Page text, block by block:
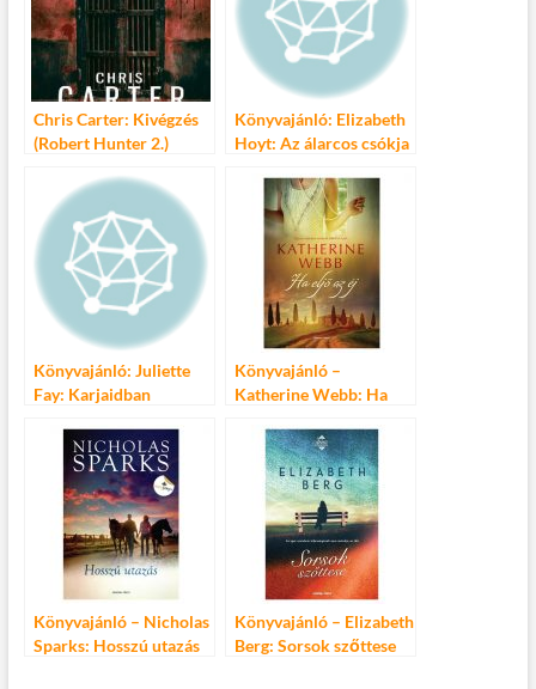
Chris Carter: Kivégzés
(Robert Hunter 2.)
Könyvajánló: Elizabeth
Hoyt: Az álarcos csókja
Könyvajánló: Juliette
Fay: Karjaidban
Könyvajánló –
Katherine Webb: Ha
Könyvajánló – Nicholas
Sparks: Hosszú utazás
Könyvajánló – Elizabeth
Berg: Sorsok szőttese